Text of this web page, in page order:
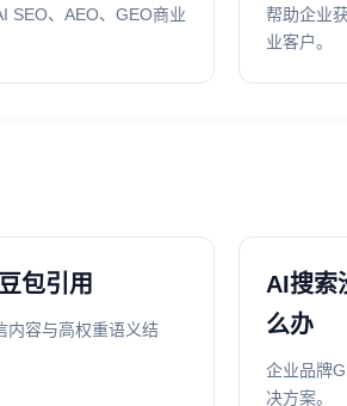
SEO、AEO、GEO商业
帮助企业
业客户。
包引用
内容与高权重语义结
AI搜索
么办
企业品牌
决方案。